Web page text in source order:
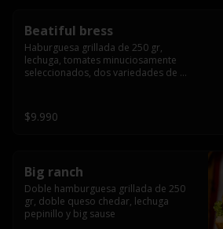
Beatiful bress
Haburguesa grillada de 250 gr,
lechuga, tomates minuciosamente
seleccionados, dos variedades de
lentamente en el grill, para finalizar
todo con una envolvente salsa cristal
$9.990
Big ranch
Doble hamburguesa grillada de 250
gr, doble queso chedar, lechuga
pepinillo y big sause